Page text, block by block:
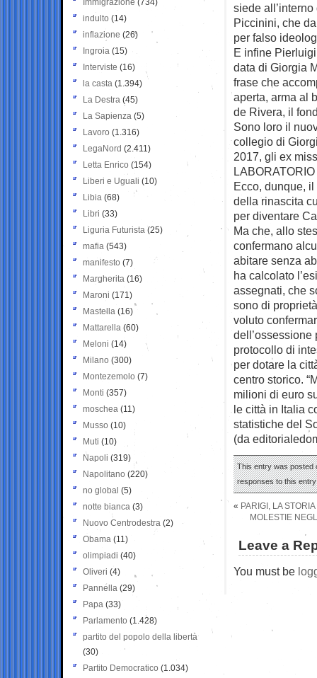
siede
Piccinini, che
per falso
E infine
data di Giorgia
frase che
aperta, arma al
de Rivera, il
Sono loro il
collegio di
2017, gli ex
Ecco, dunque,
della rinascita
per diventare
Ma che, allo
confermano
abitare senza
ha calcolato
assegnati, che
sono di
voluto
dell’ossessione
protocollo di
per dotare la
centro storico.
milioni di euro
le città in Italia
statistiche del
(da
This entry was posted
responses to this
« PARIGI, LA
MOLESTIE
Leave a
You must be
Immigrazione (734)
indulto (14)
inflazione (26)
Ingroia (15)
Interviste (16)
la casta (1.394)
La Destra (45)
La Sapienza (5)
Lavoro (1.316)
LegaNord (2.411)
Letta Enrico (154)
Liberi e Uguali (10)
Libia (68)
Libri (33)
Liguria Futurista (25)
mafia (543)
manifesto (7)
Margherita (16)
Maroni (171)
Mastella (16)
Mattarella (60)
Meloni (14)
Milano (300)
Montezemolo (7)
Monti (357)
moschea (11)
Musso (10)
Muti (10)
Napoli (319)
Napolitano (220)
no global (5)
notte bianca (3)
Nuovo Centrodestra (2)
Obama (11)
olimpiadi (40)
Oliveri (4)
Pannella (29)
Papa (33)
Parlamento (1.428)
partito del popolo della libertà
(30)
Partito Democratico (1.034)